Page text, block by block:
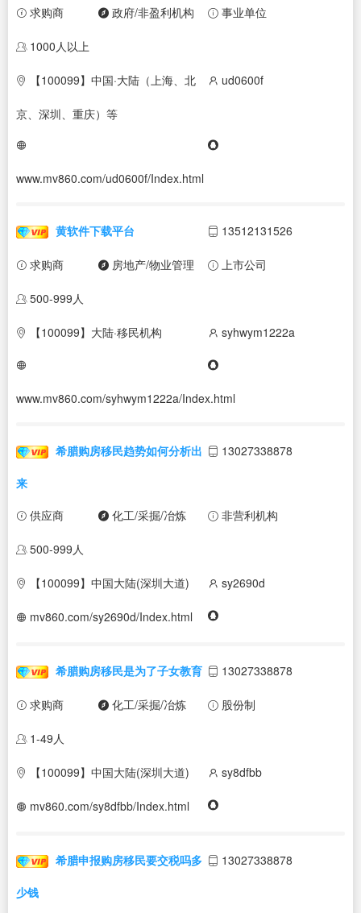
求购商 政府/非盈利机构 事业单位
1000人以上
【100099】中国·大陆（上海、北
京、深圳、重庆）等
ud0600f
www.mv860.com/ud0600f/Index.html
黄软件下载平台 13512131526
求购商 房地产/物业管理 上市公司
500-999人
【100099】大陆·移民机构 syhwym1222a
www.mv860.com/syhwym1222a/Index.html
希腊购房移民趋势如何分析出
来
13027338878
供应商 化工/采掘/冶炼 非营利机构
500-999人
【100099】中国大陆(深圳大道) sy2690d
mv860.com/sy2690d/Index.html
希腊购房移民是为了子女教育 13027338878
求购商 化工/采掘/冶炼 股份制
1-49人
【100099】中国大陆(深圳大道) sy8dfbb
mv860.com/sy8dfbb/Index.html
希腊申报购房移民要交税吗多
少钱
13027338878